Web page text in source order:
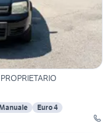
Euro 4